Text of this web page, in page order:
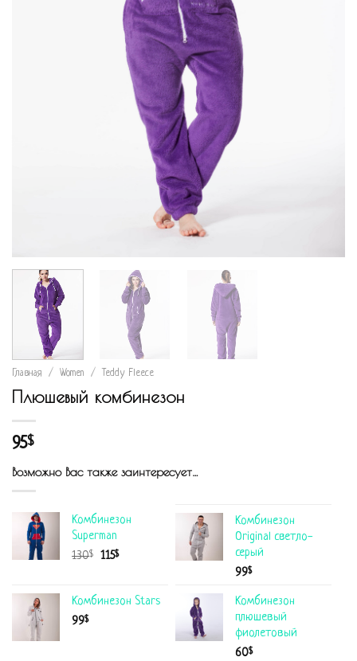
Главная / Women / Teddy Fleece
Плюшевый комбинезон
95$
Возможно Вас также заинтересует…
Комбинезон
Superman
130$ 115$
Комбинезон
Original светло-
серый
99$
Комбинезон Stars
99$
Комбинезон
плюшевый
фиолетовый
60$